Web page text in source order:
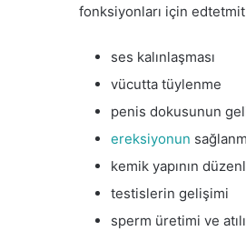
fonksiyonları için
ses kalınlaşması
vücutta tüylenme
penis dokusunun
ereksiyonun
kemik yapının
testislerin gelişimi
sperm üretimi ve